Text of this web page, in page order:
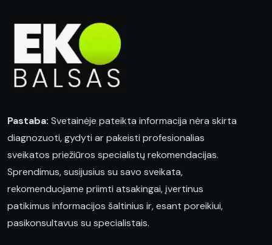
Pastaba: Svetainėje pateikta informacija nėra skirta
diagnozuoti, gydyti ar pakeisti profesionalias
sveikatos priežiūros specialistų rekomendacijas.
Sprendimus, susijusius su savo sveikata,
rekomenduojame priimti atsakingai, įvertinus
patikimus informacijos šaltinius ir, esant poreikiui,
pasikonsultavus su specialistais.